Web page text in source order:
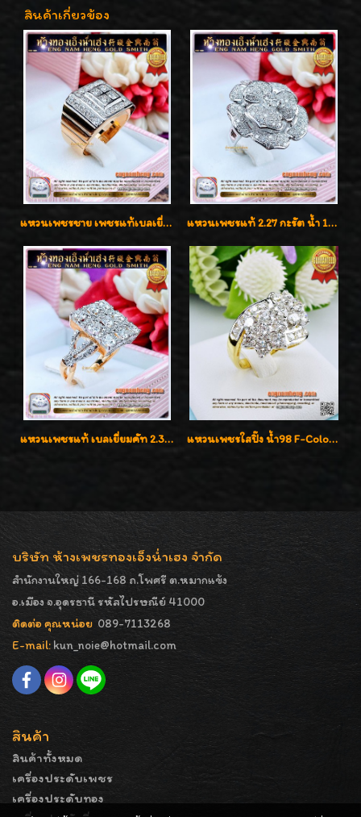
สินค้าเกี่ยวข้อง
แหวนเพชรชาย เพชรแท้เบลเยี่ยมคัท น้ำ100% D-Color/VVS 2.46 กะรัต แหวนเพชรแท้ 2.27 กะรัต น้ำ 100% เบลเยี่ยมคัท ลวดลายดอกกุหลาบหรู
แหวนเพชรแท้ เบลเยี่ยมคัท 2.39 กะรัต น้ำ 98 F-Color/VVS ดีไซน์หน้ากว้างหรูเต็มนิ้ว แหวนเพชรใสปิ๊ง น้ำ98 F-Color/VVS1 น้ำหนักเพชรรวม 2.56 กะรัต ใส่เต็มนิ้วเพชรเป็นน้ำเป็นเนื้อสวยมากๆค่ะ
บริษัท ห้างเพชรทองเอ็งน่ำเฮง จำกัด
สำนักงานใหญ่ 166-168 ถ.โพศรี ต.หมากแข้ง
อ.เมือง จ.อุดรธานี รหัสไปรษณีย์ 41000
ติดต่อ คุณหน่อย 089-7113268
E-mail: kun_noie@hotmail.com
สินค้า
สินค้าทั้งหมด
เครื่องประดับเพชร
เครื่องประดับทอง